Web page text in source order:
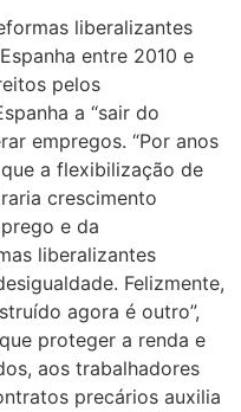
liberalizantes
entre 2010 e
pelos
a “sair do
empregos. “Por anos
a flexibilização de
crescimento
e da
liberalizantes
Felizmente,
agora é outro”,
proteger a renda e
aos trabalhadores
precários auxilia